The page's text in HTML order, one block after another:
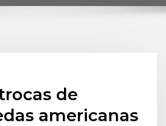
de
americanas